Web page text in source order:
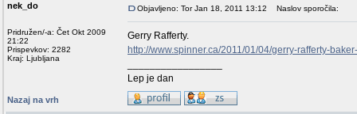
nek_do
Pridružen/-a: Čet Okt 2009
21:22
Prispevkov: 2282
Kraj: Ljubljana
Objavljeno: Tor Jan 18, 2011 13:12 Naslov sporočila:
Gerry Rafferty.
http://www.spinner.ca/2011/01/04/gerry-rafferty-
Lep je dan
Nazaj na vrh